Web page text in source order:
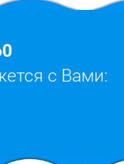
с Вами: